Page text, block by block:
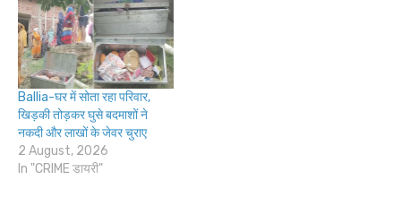
Ballia-घर में सोता रहा परिवार,
खिड़की तोड़कर घुसे बदमाशों ने
नकदी और लाखों के जेवर चुराए
2 August, 2026
In "CRIME डायरी"